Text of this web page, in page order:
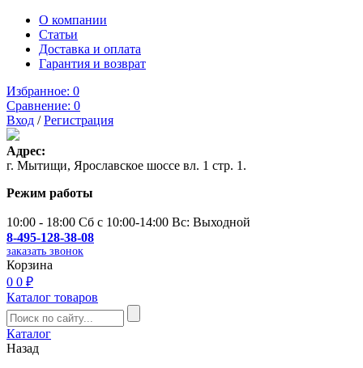
О компании
Статьи
Доставка и оплата
Гарантия и возврат
Избранное: 0
Сравнение: 0
Вход /Регистрация
Адрес:
г. Мытищи, Ярославское шоссе вл. 1 стр. 1.
Режим работы
10:00 - 18:00 Сб с 10:00-14:00 Вс: Выходной
8-495-128-38-08
заказать звонок
Корзина
0 0 ₽
Каталог товаров
Каталог
Назад